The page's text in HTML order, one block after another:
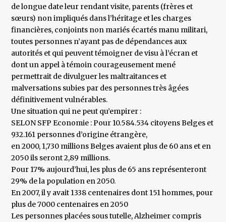
de longue date leur rendant visite, parents (frères et
sœurs) non impliqués dans l’héritage et les charges
financières, conjoints non mariés écartés manu militari,
toutes personnes n’ayant pas de dépendances aux
autorités et qui peuvent témoigner de visu à l’écran et
dont un appel à témoin courageusement mené
permettrait de divulguer les maltraitances et
malversations subies par des personnes très âgées
définitivement vulnérables.
Une situation qui ne peut qu’empirer :
SELON SFP Economie : Pour 10.584.534 citoyens Belges et
932.161 personnes d’origine étrangère,
en 2000, 1,730 millions Belges avaient plus de 60 ans et en
2050 ils seront 2,89 millions.
Pour 17% aujourd’hui, les plus de 65 ans représenteront
29% de la population en 2050.
En 2007, il y avait 1338 centenaires dont 151 hommes, pour
plus de 7000 centenaires en 2050
Les personnes placées sous tutelle, Alzheimer compris